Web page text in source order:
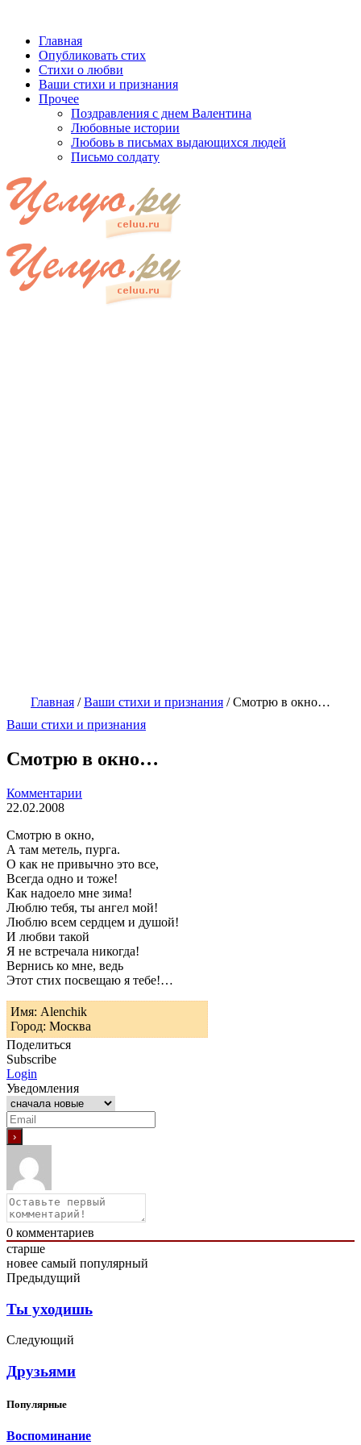
Главная
Опубликовать стих
Стихи о любви
Ваши стихи и признания
Прочее
Поздравления с днем Валентина
Любовные истории
Любовь в письмах выдающихся людей
Письмо солдату
Главная /Ваши стихи и признания /Смотрю в окно…
Ваши стихи и признания
Смотрю в окно…
Комментарии
22.02.2008
Смотрю в окно,
А там метель, пурга.
О как не привычно это все,
Всегда одно и тоже!
Как надоело мне зима!
Люблю тебя, ты ангел мой!
Люблю всем сердцем и душой!
И любви такой
Я не встречала никогда!
Вернись ко мне, ведь
Этот стих посвещаю я тебе!…
Имя: Alenchik
Город: Москва
Поделиться
Subscribe
Login
Уведомления
0 комментариев
старше
новее самый популярный
Предыдущий
Ты уходишь
Следующий
Друзьями
Популярные
Воспоминание